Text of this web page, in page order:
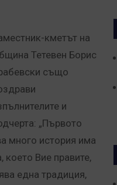
кметът на
Тетевен Борис
също
и
„Първото
много история има
Вие правите,
една традиция,